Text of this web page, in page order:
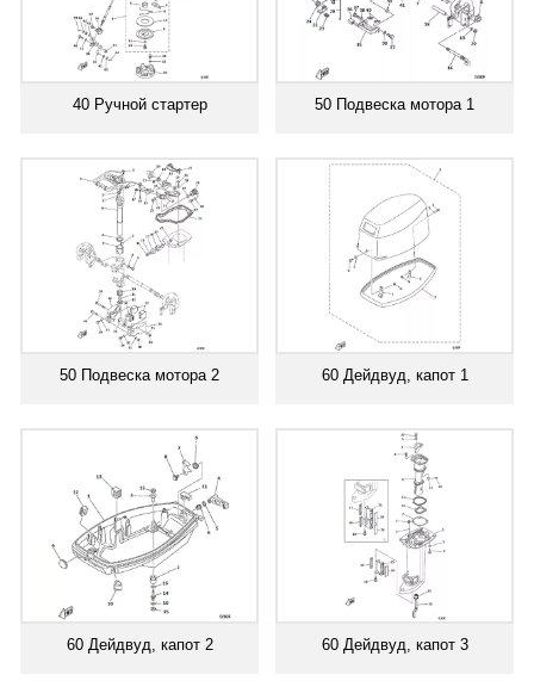
40 Ручной стартер 50 Подвеска мотора 1
50 Подвеска мотора 2 60 Дейдвуд, капот 1
60 Дейдвуд, капот 2 60 Дейдвуд, капот 3